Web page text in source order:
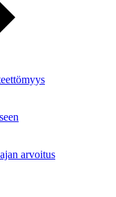
arvoitus